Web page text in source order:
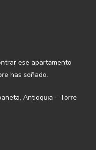
ese apartamento
has soñado.
Antioquia - Torre